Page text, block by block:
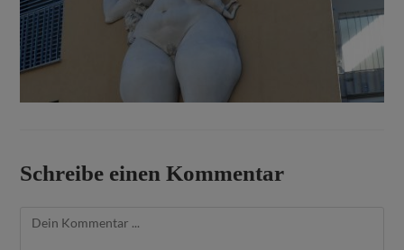
Schreibe einen Kommentar